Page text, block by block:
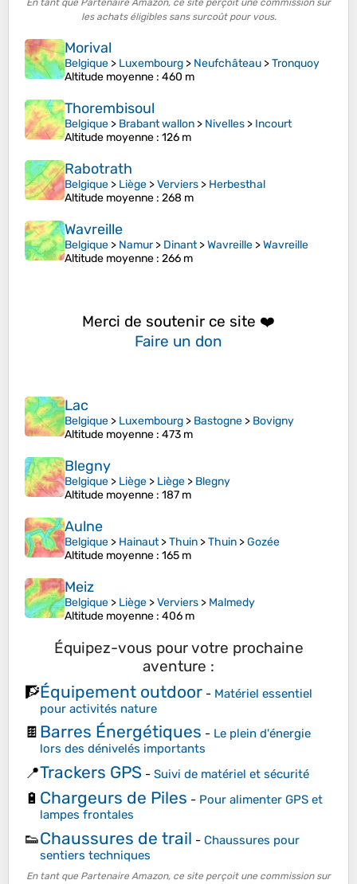
En tant que Partenaire Amazon, ce site perçoit une commission sur
les achats éligibles sans surcoût pour vous.
Morival
Belgique > Luxembourg > Neufchâteau >Tronquoy
Altitude moyenne : 460 m
Thorembisoul
Belgique > Brabant wallon > Nivelles > Incourt
Altitude moyenne : 126 m
Rabotrath
Belgique > Liège >Verviers > Herbesthal
Altitude moyenne : 268 m
Wavreille
Belgique > Namur> Dinant>Wavreille >Wavreille
Altitude moyenne : 266 m
Merci de soutenir ce site ❤️
Faire un don
Lac
Belgique > Luxembourg > Bastogne > Bovigny
Altitude moyenne : 473 m
Blegny
Belgique > Liège > Liège > Blegny
Altitude moyenne : 187 m
Aulne
Belgique > Hainaut>Thuin >Thuin >Gozée
Altitude moyenne : 165 m
Meiz
Belgique > Liège >Verviers > Malmedy
Altitude moyenne : 406 m
Équipez-vous pour votre prochaine
aventure :
🧗Équipement outdoor - Matériel essentiel
pour activités nature
🍫 Barres Énergétiques - Le plein d'énergie
lors des dénivelés importants
📍Trackers GPS - Suivi de matériel et sécurité
🔋 Chargeurs de Piles - Pour alimenter GPS et
lampes frontales
👟Chaussures de trail - Chaussures pour
sentiers techniques
En tant que Partenaire Amazon, ce site perçoit une commission sur